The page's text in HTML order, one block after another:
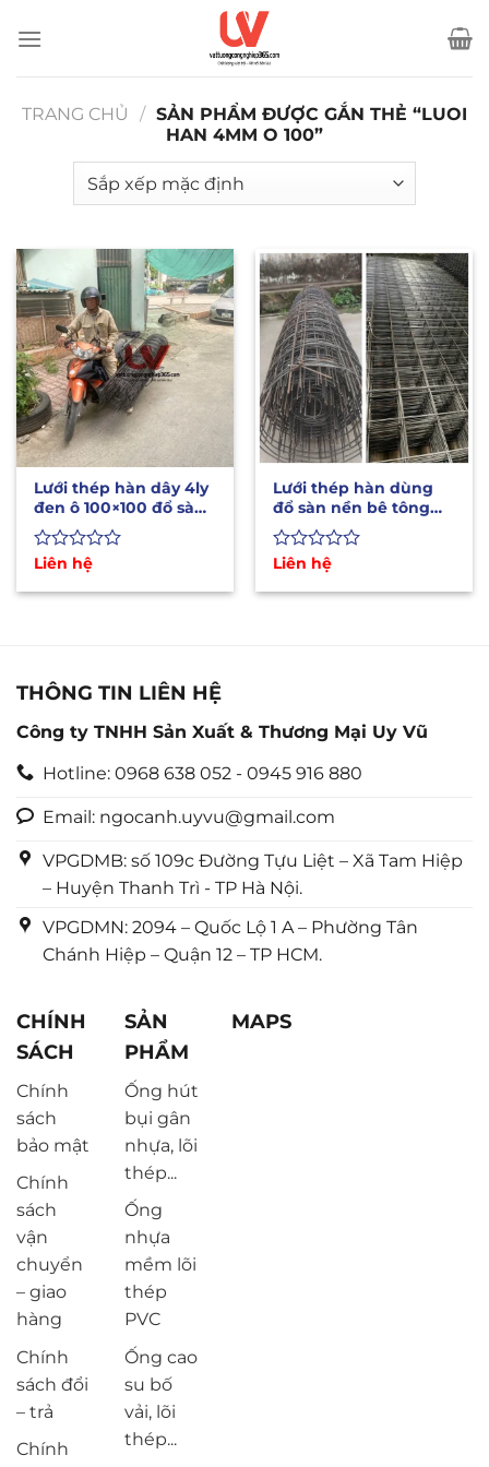
qua
TRANG CHỦ
/ SẢN PHẨM ĐƯỢC GẮN THẺ “LUOI
HAN 4MM O 100”
Lưới thép hàn dây 4ly
đen ô 100×100 đổ sàn
nền móng bê tông
Được
hạng
Liên hệ
Lưới thép hàn dùng
đổ sàn nền bê tông
D4A100x100
Được
hạng
Liên hệ
THÔNG TIN LIÊN HỆ
Công ty TNHH Sản Xuất & Thương Mại Uy Vũ
Hotline: 0968 638 052 - 0945 916 880
Email: ngocanh.uyvu@gmail.com
VPGDMB: số 109c Đường Tựu Liệt – Xã Tam Hiệp
– Huyện Thanh Trì - TP Hà Nội.
VPGDMN: 2094 – Quốc Lộ 1 A – Phường Tân
Chánh Hiệp – Quận 12 – TP HCM.
CHÍNH
SÁCH
Chính
sách
bảo mật
Chính
sách
vận
chuyển
– giao
hàng
Chính
sách đổi
– trả
Chính
SẢN
PHẨM
Ống hút
bụi gân
nhựa, lõi
thép...
Ống
nhựa
mềm lõi
thép
PVC
Ống cao
su bố
vải, lõi
thép...
MAPS